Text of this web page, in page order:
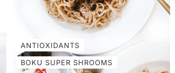
个柠檬，榨汁 可选配料：纯素易碎奶酪、
辣酱、欧芹、少许 Boku Umami 在大锅
中用中火加热橄榄油。加入洋葱、大蒜、
胡萝卜和芹菜。煮约 4-5 分钟，经常搅
拌。 加入一罐西红柿（带液体）、扁豆、
蔬菜汤、Boku Super Shrooms、Boku
ANTIOXIDANTS
BOKU SUPER SHROOMS